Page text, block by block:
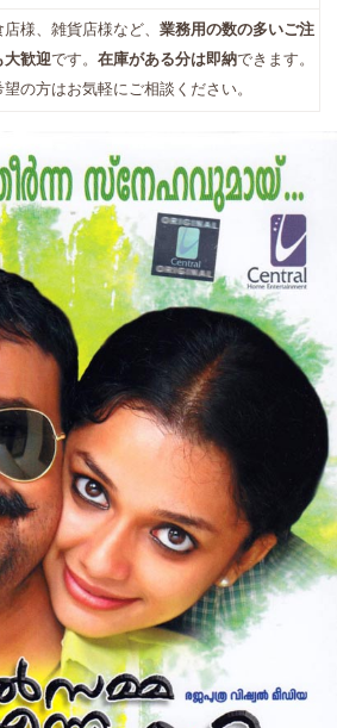
店様、雑貨店様など、業務用の数の多いご注
大歓迎です。在庫がある分は即納できます。
望の方はお気軽にご相談ください。